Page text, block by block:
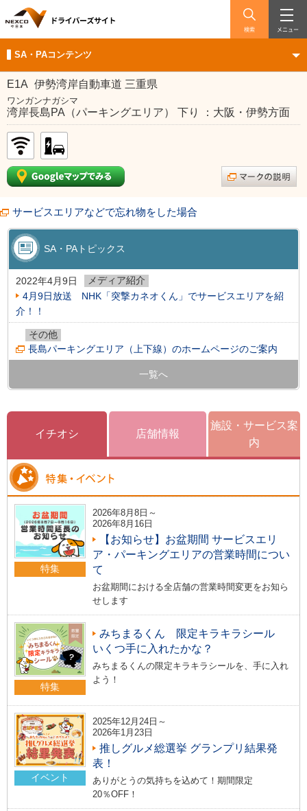
検索 メニュー
SA・PAコンテンツ
E1A 伊勢湾岸自動車道 三重県
ワンガンナガシマ
湾岸長島PA（パーキングエリア） 下り ：大阪・伊勢方面
サービスエリアなどで忘れ物をした場合
SA・PAトピックス
2022年4月9日
メディア紹介
4月9日放送 NHK「突撃カネオくん」でサービスエリアを紹
介！！
その他
長島パーキングエリア（上下線）のホームページのご案内
一覧へ
イチオシ 店舗情報
施設・サービス案
内
特集
2026年8月8日～
2026年8月16日
【お知らせ】お盆期間 サービスエリ
ア・パーキングエリアの営業時間につい
て
お盆期間における全店舗の営業時間変更をお知ら
せします
特集
みちまるくん 限定キラキラシール
いくつ手に入れたかな？
みちまるくんの限定キラキラシールを、手に入れ
よう！
イベント
2025年12月24日～
2026年1月23日
推しグルメ総選挙 グランプリ結果発
表！
ありがとうの気持ちを込めて！期間限定
20％OFF！